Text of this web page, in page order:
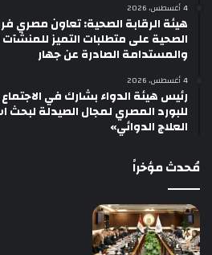
4 أغسطس، 2026
هيئة الرقابة الصحية: تعاون مصري
الصحية على متطلبات التميز للمنشآت
والمستدامة الصادرة عن جهار
4 أغسطس، 2026
رئيس هيئة الدواء بشارك في الاجتماع
للبورد المصري لمجال الصيدلة
العلاج الدوائي»
مُحدث مؤخراً